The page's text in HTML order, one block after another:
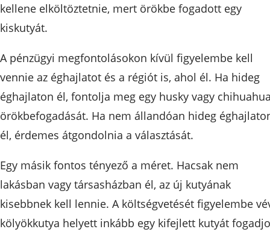
kellene elköltöztetnie, mert örökbe fogadott egy
kiskutyát.
A pénzügyi megfontolásokon kívül figyelembe kell
vennie az éghajlatot és a régiót is, ahol él. Ha hideg
éghajlaton él, fontolja meg egy husky vagy
örökbefogadását. Ha nem állandóan hideg
él, érdemes átgondolnia a választását.
Egy másik fontos tényező a méret. Hacsak nem
lakásban vagy társasházban él, az új kutyának
kisebbnek kell lennie. A költségvetését figyelembe
kölyökkutya helyett inkább egy kifejlett kutyát